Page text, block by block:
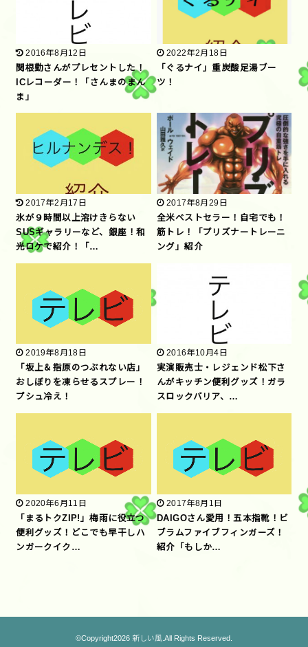
2016年8月12日
関根勤さんがプレセントした！
ICレコーダー！「さんまのまん
ま」
2022年2月18日
「ぐるナイ」重炭酸足湯ブー
ツ！
2017年2月17日
氷が９時間以上溶けきらない
SUSギャラリーなど、銀座！和
光ロケで紹介！「…
2017年8月29日
全米ベストセラー！自宅でも！
筋トレ！「プリズナートレーニ
ング」紹介
2019年8月18日
「坂上＆指原のつぶれない店」
おしぼりを凍らせるスプレー！
プシュ冷え！
2016年10月4日
実演販売士・レジェンド松下さ
んがキッチン便利グッズ！ガラ
スロックバリア、…
2020年6月11日
「まるトクZIP!」梅雨に役立つ
便利グッズ！どこでも早干しハ
ンガークイク…
2017年8月1日
DAIGOさん愛用！五本指靴！ビ
ブラムファイブフィンガーズ！
紹介「もしか…
©Copyright2026 新しい風.All Rights Reserved.